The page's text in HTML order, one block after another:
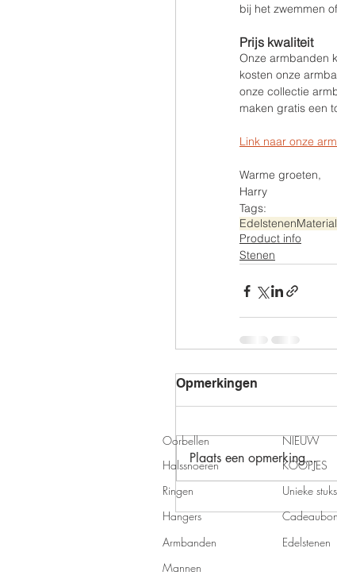
bij het zwemmen
Prijs kwaliteit
Onze armbanden
kosten onze
onze collectie
maken gratis een
Link naar onze
Warme groeten,
Harry
Tags:
Edelstenen
Product info
Stenen
Opmerkingen
Plaats een opmerking...
Oorbellen
Halssnoeren
Ringen
Hangers
Armbanden
Mannen
NIEUW
KOOPJES
Unieke stuks
Edelstenen